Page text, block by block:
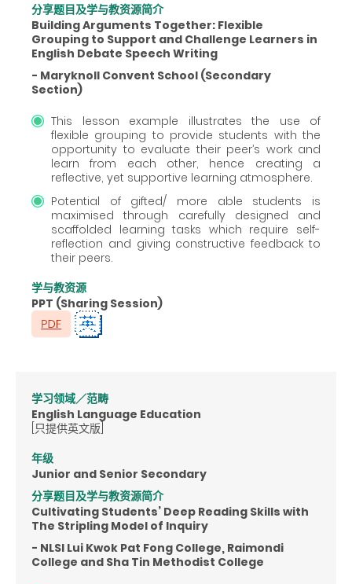
分享题目及学与教资源简介
Building Arguments Together: Flexible
Grouping to Support and Challenge Learners in
English Debate Speech Writing
- Maryknoll Convent School (Secondary
Section)
This lesson example illustrates the use of
flexible grouping to provide students with the
opportunity to evaluate their peer’s work and
learn from each other, hence creating a
reflective, yet supportive learning atmosphere.
Potential of gifted/ more able students is
maximised through carefully designed and
scaffolded learning tasks which require self-
reflection and giving constructive feedback to
their peers.
学与教资源
PPT (Sharing Session)
学习领域／范畴
English Language Education
[只提供英文版]
年级
Junior and Senior Secondary
分享题目及学与教资源简介
Cultivating Students’ Deep Reading Skills with
The Stripling Model of Inquiry
- NLSI Lui Kwok Pat Fong College, Raimondi
College and Sha Tin Methodist College